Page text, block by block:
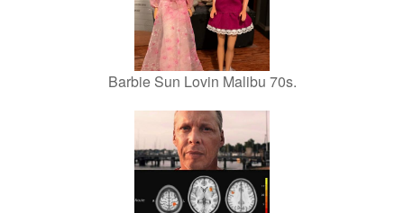
Barbie Sun Lovin Malibu 70s.